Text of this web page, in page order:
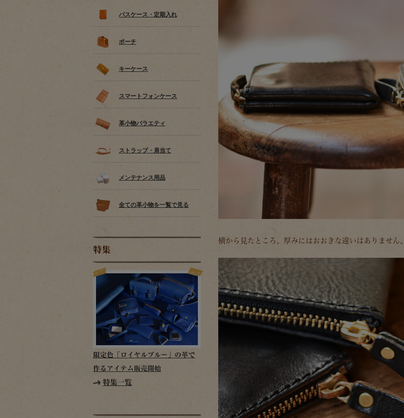
パスケース・定期入れ
ポーチ
キーケース
スマートフォンケース
革小物バラエティ
ストラップ・肩当て
メンテナンス用品
全ての革小物を一覧で見る
特集
限定色「ロイヤルブルー」の革で
作るアイテム販売開始
特集一覧
横から見たところ。厚みにはおおきな違いはありません。